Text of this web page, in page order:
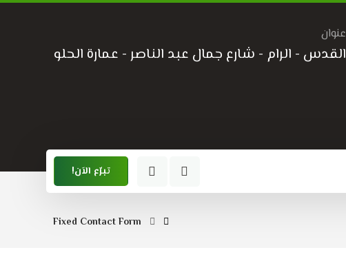
عنوان
القدس - الرام - شارع جمال عبد الناصر - عمارة الحلو
تبرّع الاَن!
Fixed Contact Form